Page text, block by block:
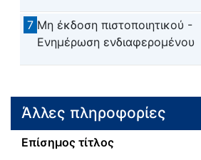
7 Μη έκδοση πιστοποιητικού -
Ενημέρωση ενδιαφερομένου
Άλλες πληροφορίες
Επίσημος τίτλος